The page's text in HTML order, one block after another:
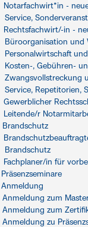
Notarfachwirt*in -
Service,
Rechtsfachwirt/-in -
Büroorganisation und
Personalwirtschaft
Kosten-, Gebühren-
Zwangsvollstreckung
Service, Repetitorien,
Gewerblicher
Leitende/r
Brandschutz
Brandschutz
Fachplaner/in für
Präsenzseminare
Anmeldung
Anmeldung zum
Anmeldung zum
Anmeldung zu